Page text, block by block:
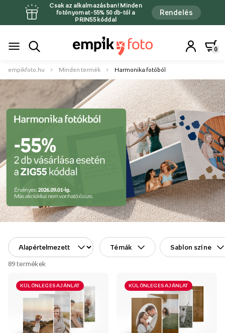
Csak az alkalmazásban! Minden
fotónyomat -55% 50 db-tól a
PRIN55 kóddal
Rendelés
0
empikfoto.hu Minden termék Harmonika fotóból
Témák Sablon színe
89 termékek
KÜLÖNLEGES AJÁNLAT KÜLÖNLEGES AJÁNLAT